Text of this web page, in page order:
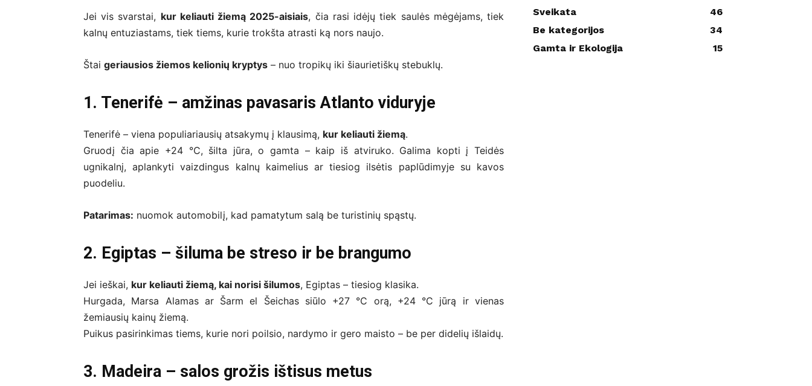
Jei vis svarstai, kur keliauti žiemą 2025-aisiais, čia rasi idėjų tiek saulės mėgėjams, tiek
kalnų entuziastams, tiek tiems, kurie trokšta atrasti ką nors naujo.
Štai geriausios žiemos kelionių kryptys – nuo tropikų iki šiaurietiškų stebuklų.
1. Tenerifė – amžinas pavasaris Atlanto viduryje
Tenerifė – viena populiariausių atsakymų į klausimą, kur keliauti žiemą.
Gruodį čia apie +24 °C, šilta jūra, o gamta – kaip iš atviruko. Galima kopti į Teidės
ugnikalnį, aplankyti vaizdingus kalnų kaimelius ar tiesiog ilsėtis paplūdimyje su kavos
puodeliu.
Patarimas: nuomok automobilį, kad pamatytum salą be turistinių spąstų.
2. Egiptas – šiluma be streso ir be brangumo
Jei ieškai, kur keliauti žiemą, kai norisi šilumos, Egiptas – tiesiog klasika.
Hurgada, Marsa Alamas ar Šarm el Šeichas siūlo +27 °C orą, +24 °C jūrą ir vienas
žemiausių kainų žiemą.
Puikus pasirinkimas tiems, kurie nori poilsio, nardymo ir gero maisto – be per didelių išlaidų.
3. Madeira – salos grožis ištisus metus
Sveikata
46
Be kategorijos
34
Gamta ir Ekologija
15